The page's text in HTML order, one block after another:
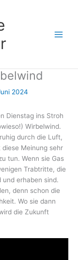
2024
Dienstag ins Stroh
Wirbelwind.
durch die Luft,
Meinung sehr
tun. Wenn sie Gas
Trabtritte, die
erhaben sind.
denn schon die
Wo sie dann
die Zukunft